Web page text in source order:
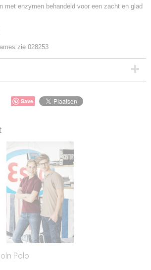
met enzymen behandeld voor een zacht en glad
zie 028253
Save
Polo